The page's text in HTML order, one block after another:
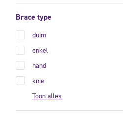
Brace type
duim
enkel
hand
knie
Toon alles